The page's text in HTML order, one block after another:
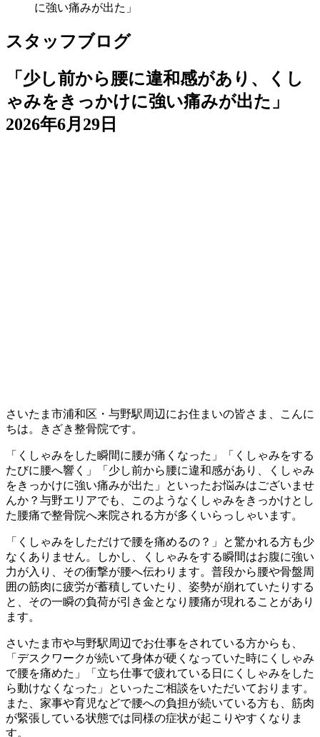
に強い痛みが出た」
スタッフブログ
「少し前から腰に違和感があり、くし
ゃみをきっかけに強い痛みが出た」
2026年6月29日
さいたま市浦和区・与野駅周辺にお住まいの皆さま、こんに
ちは。きざき整骨院です。
「くしゃみをした瞬間に腰が痛くなった」「くしゃみをする
たびに腰へ響く」「少し前から腰に違和感があり、くしゃみ
をきっかけに強い痛みが出た」といったお悩みはございませ
んか？与野エリアでも、このようなくしゃみをきっかけとし
た腰痛で整骨院へ来院される方が多くいらっしゃいます。
「くしゃみをしただけで腰を痛めるの？」と驚かれる方も少
なくありません。しかし、くしゃみをする瞬間はお腹に強い
力が入り、その衝撃が腰へ伝わります。普段から腰や骨盤周
囲の筋肉に疲労が蓄積していたり、姿勢が崩れていたりする
と、その一瞬の負荷が引き金となり腰痛が現れることがあり
ます。
さいたま市や与野駅周辺でお仕事をされている方からも、
「デスクワークが続いて身体が硬くなっていた時にくしゃみ
で腰を痛めた」「立ち仕事で疲れている日にくしゃみをした
ら動けなくなった」といったご相談をいただいております。
また、家事や育児などで腰への負担が続いている方も、筋肉
が緊張している状態では同様の症状が起こりやすくなりま
す。